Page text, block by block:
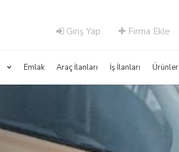
Giriş Yap Firma Ekle
Emlak Araç İlanları İş İlanları Ürünler